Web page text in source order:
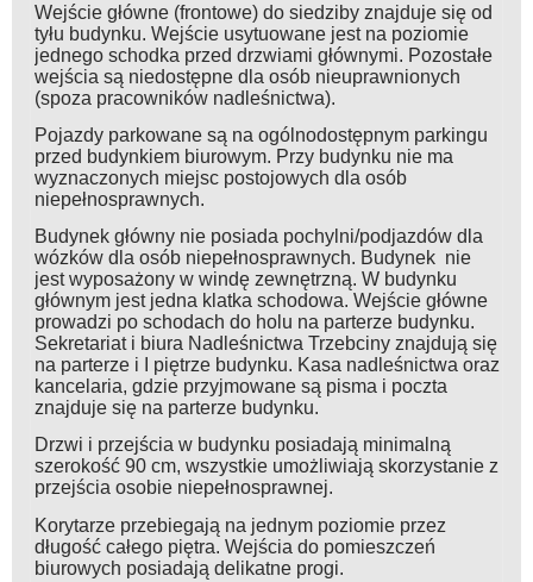
Wejście główne (frontowe) do siedziby znajduje się od
tyłu budynku. Wejście usytuowane jest na poziomie
jednego schodka przed drzwiami głównymi. Pozostałe
wejścia są niedostępne dla osób nieuprawnionych
(spoza pracowników nadleśnictwa).
Pojazdy parkowane są na ogólnodostępnym parkingu
przed budynkiem biurowym. Przy budynku nie ma
wyznaczonych miejsc postojowych dla osób
niepełnosprawnych.
Budynek główny nie posiada pochylni/podjazdów dla
wózków dla osób niepełnosprawnych. Budynek nie
jest wyposażony w windę zewnętrzną. W budynku
głównym jest jedna klatka schodowa. Wejście główne
prowadzi po schodach do holu na parterze budynku.
Sekretariat i biura Nadleśnictwa Trzebciny znajdują się
na parterze i I piętrze budynku. Kasa nadleśnictwa oraz
kancelaria, gdzie przyjmowane są pisma i poczta
znajduje się na parterze budynku.
Drzwi i przejścia w budynku posiadają minimalną
szerokość 90 cm, wszystkie umożliwiają skorzystanie z
przejścia osobie niepełnosprawnej.
Korytarze przebiegają na jednym poziomie przez
długość całego piętra. Wejścia do pomieszczeń
biurowych posiadają delikatne progi.